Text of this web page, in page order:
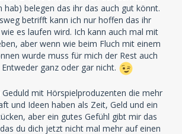
hab) belegen das ihr das auch gut könnt.
betrifft kann ich nur hoffen das ihr
es laufen wird. Ich kann auch mal mit
aber wenn wie beim Fluch mit einem
wurde muss für mich der Rest auch
ganz oder gar nicht.
mit Hörspielproduzenten die mehr
und Ideen haben als Zeit, Geld und ein
aber ein gutes Gefühl gibt mir das
du dich jetzt nicht mal mehr auf einen